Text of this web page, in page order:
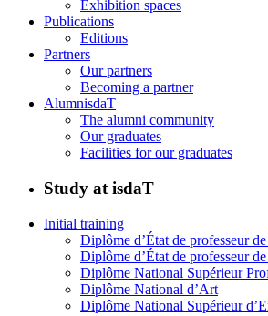
Exhibition spaces
Publications
Editions
Partners
Our partners
Becoming a partner
AlumnisdaT
The alumni community
Our graduates
Facilities for our graduates
Study at isdaT
Initial training
Diplôme d’État de professeur de
Diplôme d’État de professeur
Diplôme National Supérieur
Diplôme National d’Art
Diplôme National Supérieur